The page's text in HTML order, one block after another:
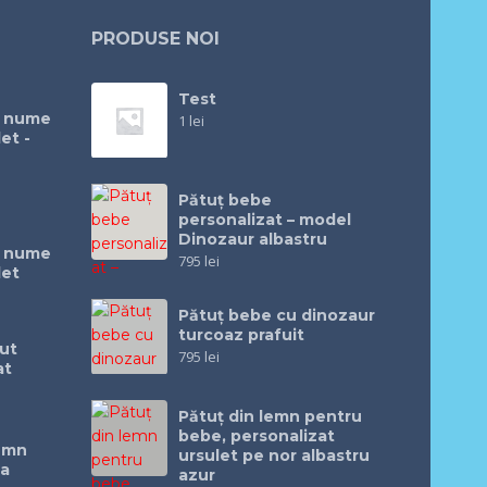
-
PRODUSE NOI
Test
1 lei
Pătuț bebe
personalizat – model
Dinozaur albastru
795 lei
Pătuţ bebe cu dinozaur
turcoaz prafuit
795 lei
Pătuţ din lemn pentru
bebe, personalizat
ursulet pe nor albastru
azur